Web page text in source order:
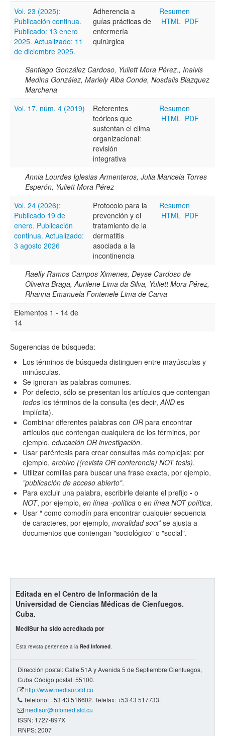
Vol. 23 (2025):
Publicación continua.
Publicado: 13 enero
2025. Actualizado: 11
de diciembre 2025.
Adherencia a
guías prácticas de
enfermería
quirúrgica
Resumen
HTML PDF
Santiago González Cardoso, Yuliett Mora Pérez., Inalvis
Medina González, Mariely Alba Conde, Nosdalis Blazquez
Marchena
Vol. 17, núm. 4 (2019)
Referentes
teóricos que
sustentan el clima
organizacional:
revisión
integrativa
Resumen
HTML PDF
Annia Lourdes Iglesias Armenteros, Julia Maricela Torres
Esperón, Yuliett Mora Pérez
Vol. 24 (2026):
Publicado 19 de
enero. Publicación
continua. Actualizado:
3 agosto 2026
Protocolo para la
prevención y el
tratamiento de la
dermatitis
asociada a la
incontinencia
Resumen
HTML PDF
Raelly Ramos Campos Ximenes, Deyse Cardoso de
Oliveira Braga, Aurilene Lima da Silva, Yuliett Mora Pérez,
Rhanna Emanuela Fontenele Lima de Carva
Elementos 1 - 14 de
14
Sugerencias de búsqueda:
Los términos de búsqueda distinguen entre mayúsculas y
minúsculas.
Se ignoran las palabras comunes.
Por defecto, sólo se presentan los artículos que contengan
todos los términos de la consulta (es decir, AND es
implícita).
Combinar diferentes palabras con OR para encontrar
artículos que contengan cualquiera de los términos, por
ejemplo, educación OR investigación.
Usar paréntesis para crear consultas más complejas; por
ejemplo, archivo ((revista OR conferencia) NOT tesis).
Utilizar comillas para buscar una frase exacta, por ejemplo,
”publicación de acceso abierto".
Para excluir una palabra, escribirle delante el prefijo - o
NOT, por ejemplo, en línea -política o en línea NOT política.
Usar * como comodín para encontrar cualquier secuencia
de caracteres, por ejemplo, moralidad soci*se ajusta a
documentos que contengan "sociológico" o "social".
Editada en el Centro de Información de la
Universidad de Ciencias Médicas de Cienfuegos.
Cuba.
MediSur ha sido acreditada por
Esta revista pertenece a la Red Infomed.
Dirección postal: Calle 51A y Avenida 5 de Septiembre Cienfuegos,
Cuba Código postal: 55100.
http://www.medisur.sld.cu
Telefono: +53 43 516602. Telefax: +53 43 517733.
medisur@infomed.sld.cu
ISSN: 1727-897X
RNPS: 2007